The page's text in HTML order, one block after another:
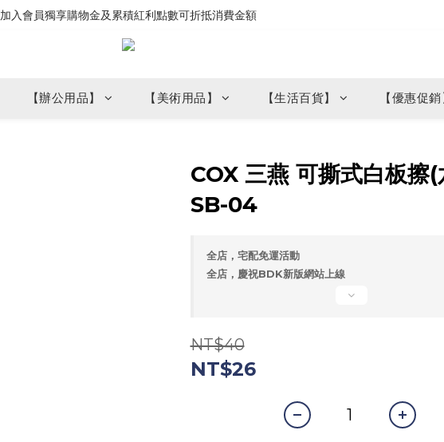
加入會員獨享購物金及累積紅利點數可折抵消費金額
【辦公用品】 【美術用品】 【生活百貨】 【優惠促銷
COX 三燕 可撕式白板擦(
SB-04
全店，宅配免運活動
全店，慶祝BDK新版網站上線
NT$40
NT$26